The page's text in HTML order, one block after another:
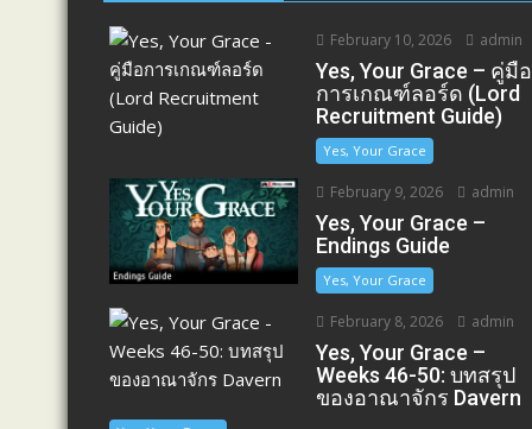
February 10, 2026 admin
Yes, Your Grace – คู่มือ
การเกณฑ์ลอร์ด (Lord
Recruitment Guide)
Yes, Your Grace
February 9, 2026 admin
Yes, Your Grace –
Endings Guide
Yes, Your Grace
February 8, 2026 admin
Yes, Your Grace –
Weeks 46-50: บทสรุป
ของอาณาจักร Davern